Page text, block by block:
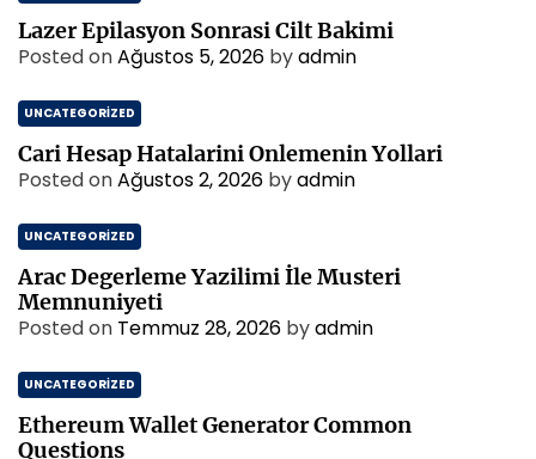
Lazer Epilasyon Sonrasi Cilt Bakimi
Posted onAğustos 5, 2026 byadmin
UNCATEGORIZED
Cari Hesap Hatalarini Onlemenin Yollari
Posted onAğustos 2, 2026 byadmin
UNCATEGORIZED
Arac Degerleme Yazilimi İle Musteri
Memnuniyeti
Posted on Temmuz 28, 2026 byadmin
UNCATEGORIZED
Ethereum Wallet Generator Common
Questions